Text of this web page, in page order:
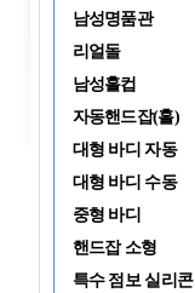
남성명품관
리얼돌
남성홀컵
자동핸드잡(홀)
대형 바디 자동
대형 바디 수동
중형 바디
핸드잡 소형
특수 점보 실리콘